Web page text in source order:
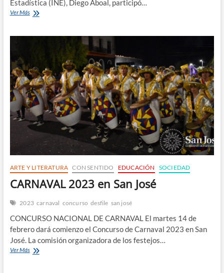
Estadística (INE), Diego Aboal, participó…
Ver MásSe
ARTE Y LITERATURA CON SENTIDO EDUCACIÓN SOCIEDAD
CARNAVAL 2023 en San José
2023 carnaval concurso desfile san josé
CONCURSO NACIONAL DE CARNAVAL El martes 14 de
febrero dará comienzo el Concurso de Carnaval 2023 en San
José. La comisión organizadora de los festejos…
Ver MásCARNAVAL